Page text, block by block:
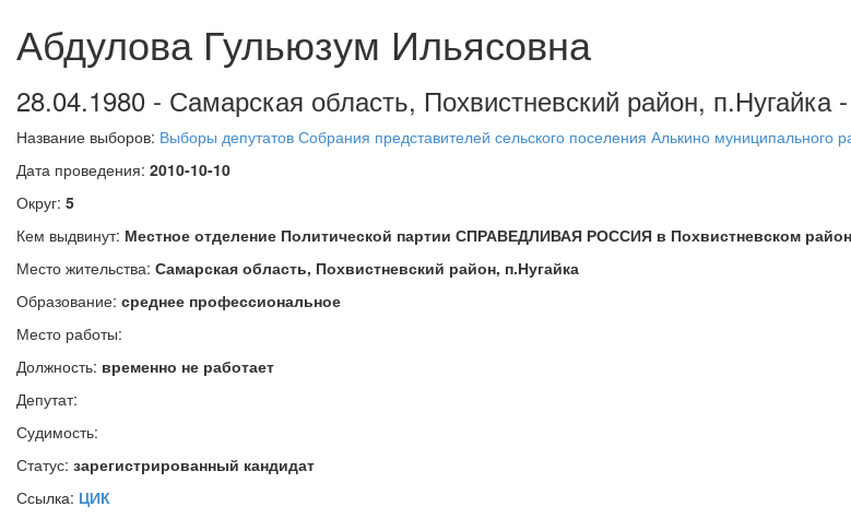
Абдулова Гульюзум Ильясовна
28.04.1980 - Самарская область, Похвистневский район, п.Нугайка
Название выборов: Выборы депутатов Собрания представителей сельского поселения Алькино муниципального
Дата проведения: 2010-10-10
Округ: 5
Кем выдвинут: Местное отделение Политической партии СПРАВЕДЛИВАЯ РОССИЯ в Похвистневском
Место жительства: Самарская область, Похвистневский район, п.Нугайка
Образование: среднее профессиональное
Место работы:
Должность: временно не работает
Депутат:
Судимость:
Статус: зарегистрированный кандидат
Ссылка: ЦИК